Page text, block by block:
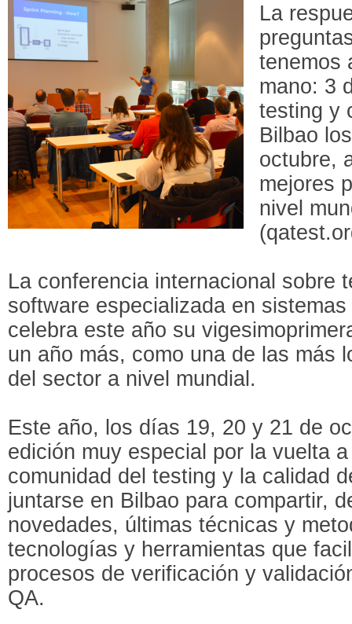
La
tenemos
mano: 3
testing y
Bilbao
octubre,
mejores
nivel
La conferencia internacional sobre
software especializada en
celebra este año su
un año más, como una de las más
del sector a nivel mundial.
Este año, los días 19, 20 y 21 de
edición muy especial por la vuelta
comunidad del testing y la calidad
juntarse en Bilbao para compartir,
novedades, últimas técnicas y
tecnologías y herramientas que
procesos de verificación y
QA.